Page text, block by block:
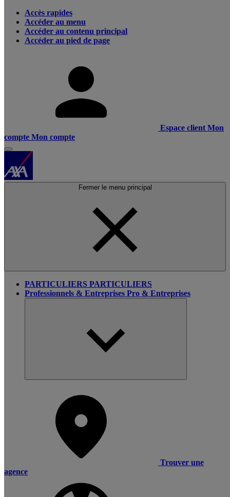
Accès rapides
Accéder au menu
Accéder au contenu principal
Accéder au pied de page
Espace client Mon
compte Mon compte
Fermer le menu principal
PARTICULIERS PARTICULIERS
Professionnels & Entreprises Pro & Entreprises
Trouver une
agence